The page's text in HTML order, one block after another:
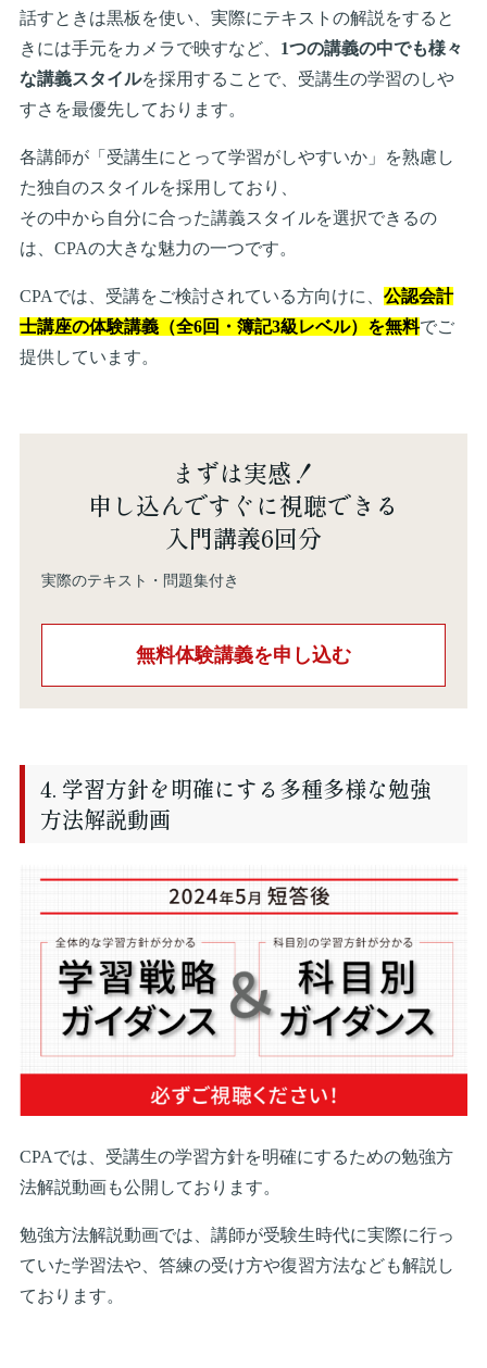
話すときは黒板を使い、実際にテキストの解説をすると
きには手元をカメラで映すなど、 1つの講義の中でも様々
な講義スタイルを採用することで、受講生の学習のしや
すさを最優先しております。
各講師が「受講生にとって学習がしやすいか」を熟慮し
た独自のスタイルを採用しており、
その中から自分に合った講義スタイルを選択できるの
は、CPAの大きな魅力の一つです。
CPAでは、受講をご検討されている方向けに、 公認会計
士講座の体験講義（全6回・簿記3級レベル）を無料でご
提供しています。
まずは実感！
申し込んですぐに視聴できる
入門講義6回分
実際のテキスト・問題集付き
無料体験講義を申し込む
4. 学習方針を明確にする多種多様な勉強
方法解説動画
CPAでは、受講生の学習方針を明確にするための勉強方
法解説動画も公開しております。
勉強方法解説動画では、講師が受験生時代に実際に行っ
ていた学習法や、答練の受け方や復習方法なども解説し
ております。